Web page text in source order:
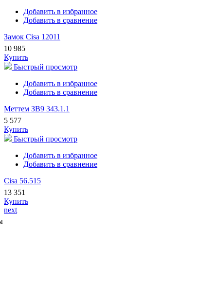
Добавить в избранное
Добавить в сравнение
Замок Cisa 12011
10 985
Купить
Быстрый просмотр
Добавить в избранное
Добавить в сравнение
Меттем ЗВ9 343.1.1
5 577
Купить
Быстрый просмотр
Добавить в избранное
Добавить в сравнение
Cisa 56.515
13 351
Купить
next